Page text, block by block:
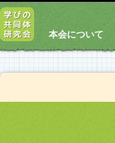
本会について